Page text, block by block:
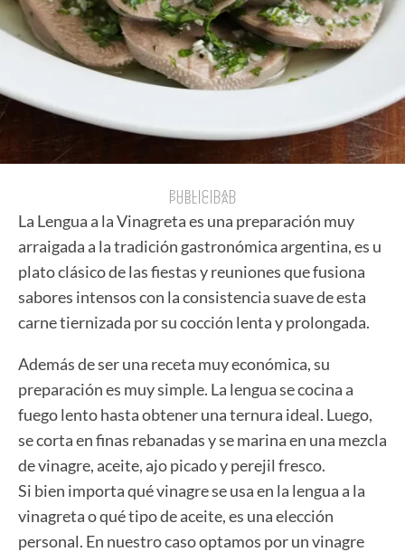
PUBLICIDAD
PUBLICIDAD
La Lengua a la Vinagreta es una preparación muy
arraigada a la tradición gastronómica argentina, es u
plato clásico de las fiestas y reuniones que fusiona
sabores intensos con la consistencia suave de esta
carne tiernizada por su cocción lenta y prolongada.
Además de ser una receta muy económica, su
preparación es muy simple. La lengua se cocina a
fuego lento hasta obtener una ternura ideal. Luego,
se corta en finas rebanadas y se marina en una mezcla
de vinagre, aceite, ajo picado y perejil fresco.
Si bien importa qué vinagre se usa en la lengua a la
vinagreta o qué tipo de aceite, es una elección
personal. En nuestro caso optamos por un vinagre